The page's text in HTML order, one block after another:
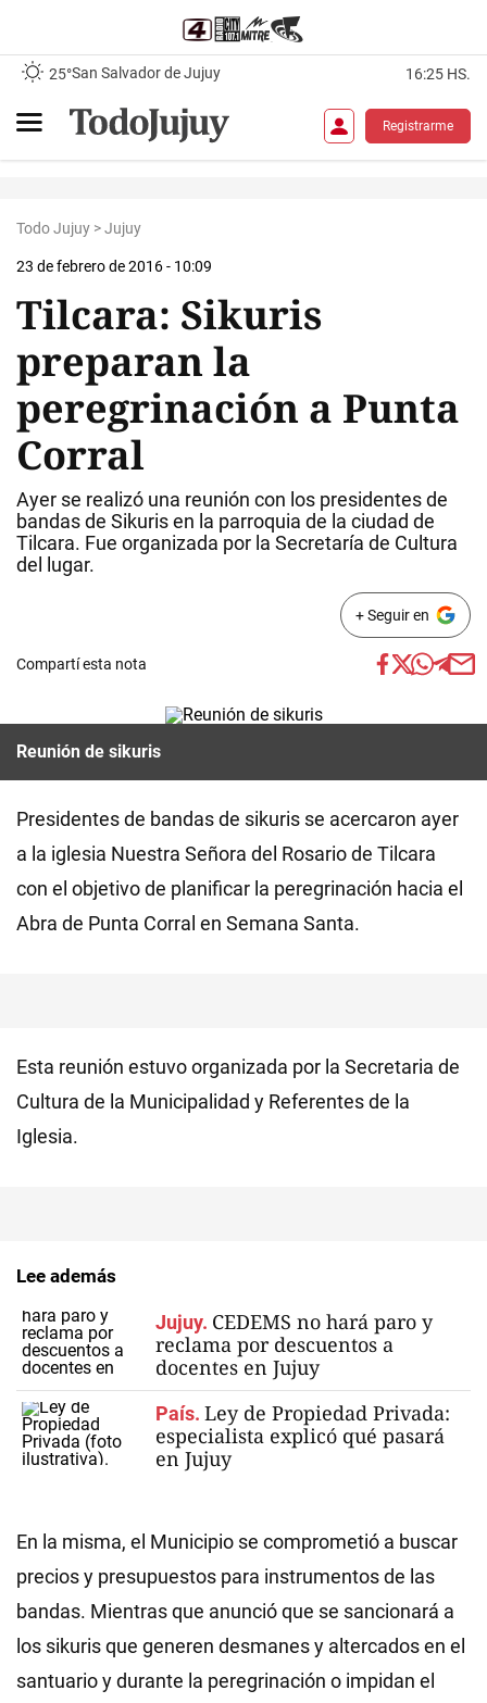
25°San Salvador de Jujuy 16:25 HS.
Registrarme
Todo Jujuy >Jujuy
23 de febrero de 2016 - 10:09
Tilcara: Sikuris
preparan la
peregrinación a Punta
Corral
Ayer se realizó una reunión con los presidentes de
bandas de Sikuris en la parroquia de la ciudad de
Tilcara. Fue organizada por la Secretaría de Cultura
del lugar.
+ Seguir en
Compartí esta nota
Reunión de sikuris
Presidentes de bandas de sikuris se acercaron ayer
a la iglesia Nuestra Señora del Rosario de Tilcara
con el objetivo de planificar la peregrinación hacia el
Abra de Punta Corral en Semana Santa.
Esta reunión estuvo organizada por la Secretaria de
Cultura de la Municipalidad y Referentes de la
Iglesia.
Lee además
Jujuy. CEDEMS no hará paro y
reclama por descuentos a
docentes en Jujuy
País. Ley de Propiedad Privada:
especialista explicó qué pasará
en Jujuy
En la misma, el Municipio se comprometió a buscar
precios y presupuestos para instrumentos de las
bandas. Mientras que anunció que se sancionará a
los sikuris que generen desmanes y altercados en el
santuario y durante la peregrinación o impidan el